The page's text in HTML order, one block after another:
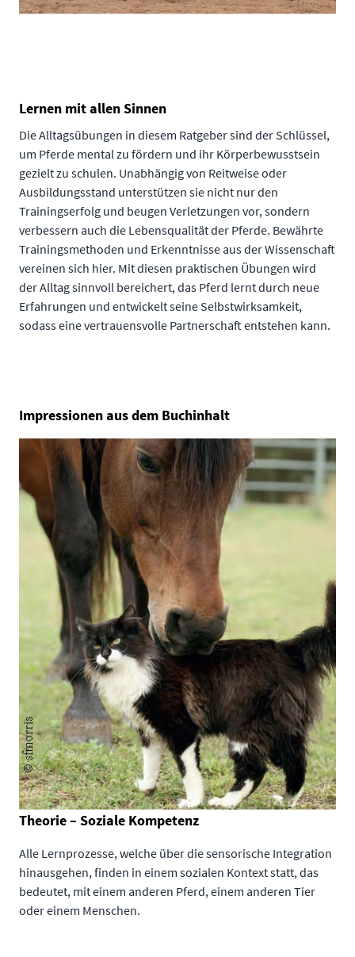
Lernen mit allen Sinnen
Die Alltagsübungen in diesem Ratgeber sind der Schlüssel,
um Pferde mental zu fördern und ihr Körperbewusstsein
gezielt zu schulen. Unabhängig von Reitweise oder
Ausbildungsstand unterstützen sie nicht nur den
Trainingserfolg und beugen Verletzungen vor, sondern
verbessern auch die Lebensqualität der Pferde. Bewährte
Trainingsmethoden und Erkenntnisse aus der Wissenschaft
vereinen sich hier. Mit diesen praktischen Übungen wird
der Alltag sinnvoll bereichert, das Pferd lernt durch neue
Erfahrungen und entwickelt seine Selbstwirksamkeit,
sodass eine vertrauensvolle Partnerschaft entstehen kann.
Impressionen aus dem Buchinhalt
Theorie – Soziale Kompetenz
Alle Lernprozesse, welche über die sensorische Integration
hinausgehen, finden in einem sozialen Kontext statt, das
bedeutet, mit einem anderen Pferd, einem anderen Tier
oder einem Menschen.